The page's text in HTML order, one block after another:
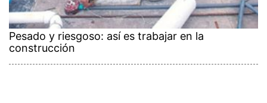
Pesado y riesgoso: así es trabajar en la
construcción